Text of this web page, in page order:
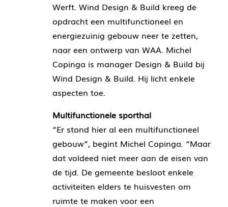
Werft. Wind Design & Build kreeg de
opdracht een multifunctioneel en
energiezuinig gebouw neer te zetten,
naar een ontwerp van WAA. Michel
Copinga is manager Design & Build bij
Wind Design & Build. Hij licht enkele
aspecten toe.
Multifunctionele sporthal
“Er stond hier al een multifunctioneel
gebouw”, begint Michel Copinga. “Maar
dat voldeed niet meer aan de eisen van
de tijd. De gemeente besloot enkele
activiteiten elders te huisvesten om
ruimte te maken voor een